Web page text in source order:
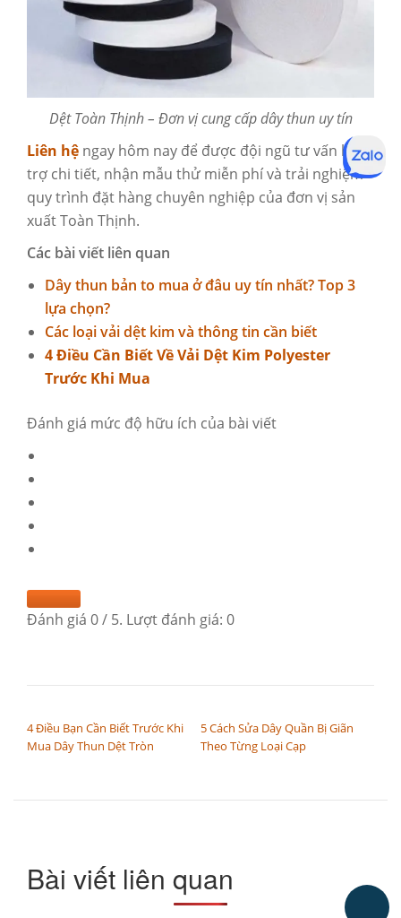
Dệt Toàn Thịnh – Đơn vị cung cấp dây thun uy tín
Liên hệ ngay hôm nay để được đội ngũ tư vấn hỗ
trợ chi tiết, nhận mẫu thử miễn phí và trải nghiệm
quy trình đặt hàng chuyên nghiệp của đơn vị sản
xuất Toàn Thịnh.
Các bài viết liên quan
Dây thun bản to mua ở đâu uy tín nhất? Top 3
lựa chọn?
Các loại vải dệt kim và thông tin cần biết
4 Điều Cần Biết Về Vải Dệt Kim Polyester
Trước Khi Mua
Đánh giá mức độ hữu ích của bài viết
Đánh giá 0/ 5. Lượt đánh giá: 0
4 Điều Bạn Cần Biết Trước Khi
Mua Dây Thun Dệt Tròn
5 Cách Sửa Dây Quần Bị Giãn
Theo Từng Loại Cạp
Bài viết liên quan